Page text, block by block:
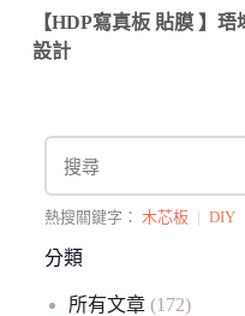
熱搜關鍵字： 木芯板 | DIY
分類
所有文章(172)
【HDP寫真板 貼膜 】珸
設計